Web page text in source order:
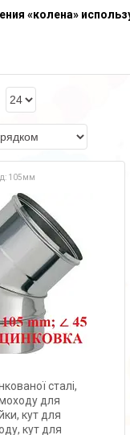
«колена»
105мм
сталі,
для
кут для
кут для